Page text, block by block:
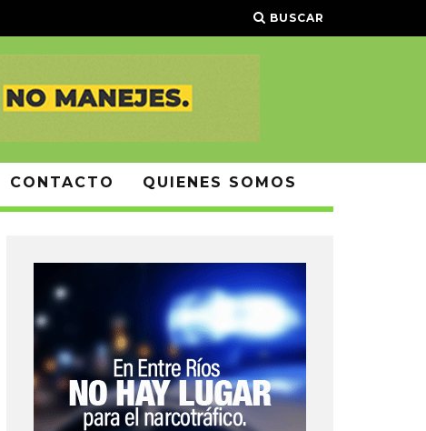
BUSCAR
CONTACTO QUIENES SOMOS